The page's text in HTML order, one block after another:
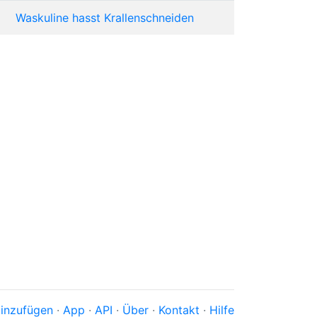
Waskuline hasst Krallenschneiden
· App · API · Über · Kontakt · Hilfe